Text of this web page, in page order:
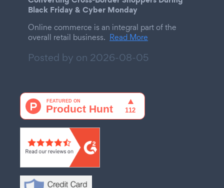
Black Friday & Cyber Monday
Online commerce is an integral part of the
overall retail business. Read More
Posted by on 2026-08-05